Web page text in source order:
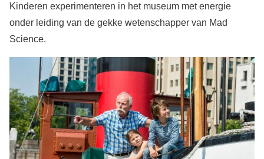
Kinderen experimenteren in het museum met energie
onder leiding van de gekke wetenschapper van Mad
Science.